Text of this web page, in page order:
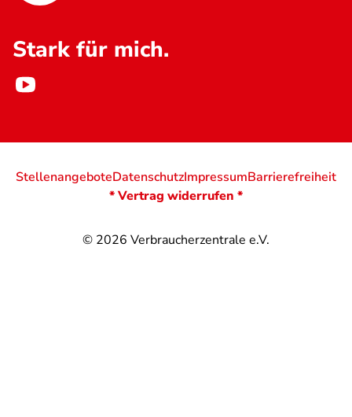
Stark für mich.
© 2026 Verbraucherzentrale e.V.
StellenangeboteDatenschutzImpressumBarrierefreiheit
* Vertrag widerrufen *